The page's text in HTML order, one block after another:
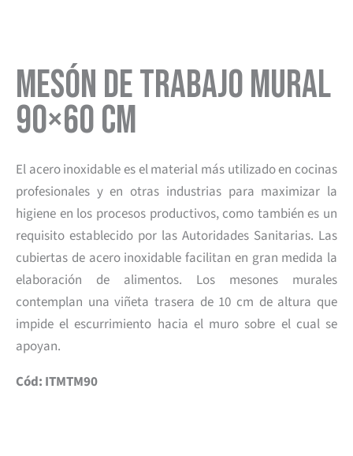
Mesón de Trabajo Mural
90×60 cm
El acero inoxidable es el material más utilizado en cocinas
profesionales y en otras industrias para maximizar la
higiene en los procesos productivos, como también es un
requisito establecido por las Autoridades Sanitarias. Las
cubiertas de acero inoxidable facilitan en gran medida la
elaboración de alimentos. Los mesones murales
contemplan una viñeta trasera de 10 cm de altura que
impide el escurrimiento hacia el muro sobre el cual se
apoyan.
Cód: ITMTM90